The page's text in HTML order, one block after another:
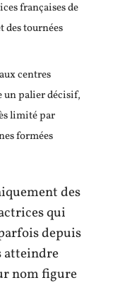
françaises de
des tournées
centres
un palier décisif,
limité par
formées
des
qui
depuis
atteindre
nom figure